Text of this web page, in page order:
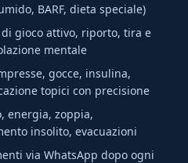
BARF, dieta speciale)
gioco attivo, riporto, tira e
mentale
gocce, insulina,
topici con precisione
energia, zoppia,
insolito, evacuazioni
via WhatsApp dopo ogni